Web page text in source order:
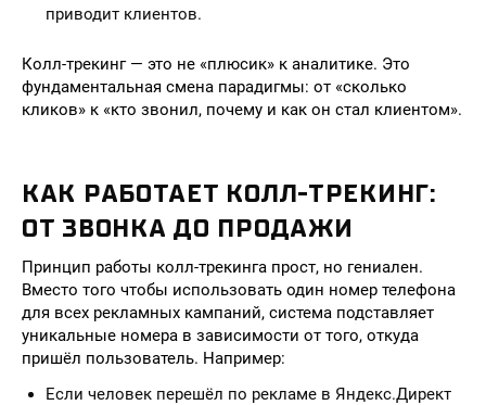
приводит клиентов.
Колл-трекинг — это не «плюсик» к аналитике. Это
фундаментальная смена парадигмы: от «сколько
кликов» к «кто звонил, почему и как он стал клиентом».
КАК РАБОТАЕТ КОЛЛ-ТРЕКИНГ:
ОТ ЗВОНКА ДО ПРОДАЖИ
Принцип работы колл-трекинга прост, но гениален.
Вместо того чтобы использовать один номер телефона
для всех рекламных кампаний, система подставляет
уникальные номера в зависимости от того, откуда
пришёл пользователь. Например:
Если человек перешёл по рекламе в Яндекс.Директ